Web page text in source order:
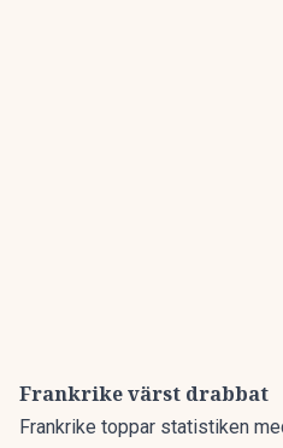
Frankrike värst drabbat
Frankrike toppar statistiken